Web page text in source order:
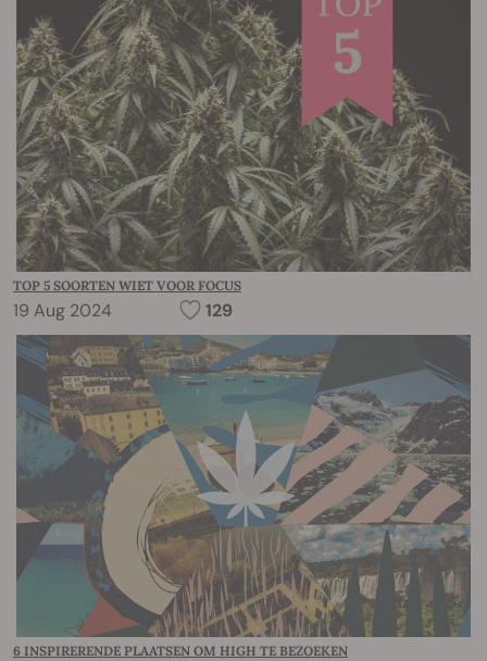
TOP 5 SOORTEN WIET VOOR FOCUS
19 Aug 2024 129
6 INSPIRERENDE PLAATSEN OM HIGH TE BEZOEKEN